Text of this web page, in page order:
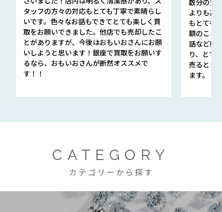
タッフの方々の対応もとても丁寧で素晴らし
いです。色々なお話もできてとても楽しく買
取をお願いできました。他店でも売却したこ
とがありますが、今後はおもいおさんにお願
いしようと思います！銀座で買取をお願いす
るなら、おもいおさんが断然オススメで
す！！
数分の査
よりも高
もとても
額のこと
話など細
り、とて
売るとき
ます。
CATEGORY
カテゴリーから探す